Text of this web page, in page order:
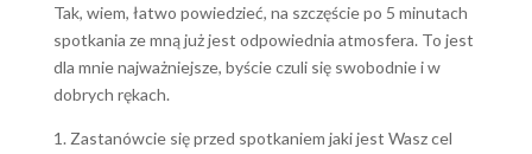
Tak, wiem, łatwo powiedzieć, na szczęście po 5 minutach
spotkania ze mną już jest odpowiednia atmosfera. To jest
dla mnie najważniejsze, byście czuli się swobodnie i w
dobrych rękach.
1. Zastanówcie się przed spotkaniem jaki jest Wasz cel